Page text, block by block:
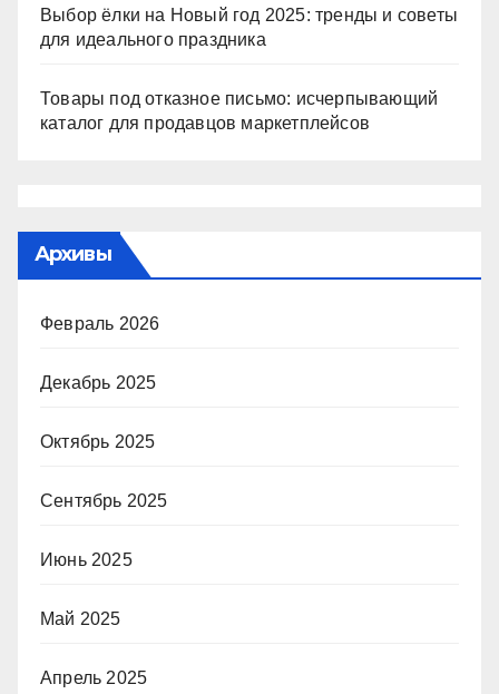
Выбор ёлки на Новый год 2025: тренды и советы
для идеального праздника
Товары под отказное письмо: исчерпывающий
каталог для продавцов маркетплейсов
Архивы
Февраль 2026
Декабрь 2025
Октябрь 2025
Сентябрь 2025
Июнь 2025
Май 2025
Апрель 2025